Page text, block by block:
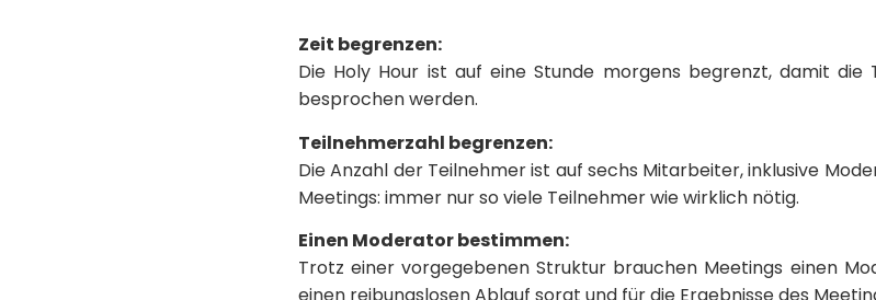
Zeit begrenzen:
Die Holy Hour ist auf eine Stunde morgens begrenzt, damit die
besprochen werden.
Teilnehmerzahl begrenzen:
Die Anzahl der Teilnehmer ist auf sechs Mitarbeiter, inklusive
Meetings: immer nur so viele Teilnehmer wie wirklich nötig.
Einen Moderator bestimmen:
Trotz einer vorgegebenen Struktur brauchen Meetings einen